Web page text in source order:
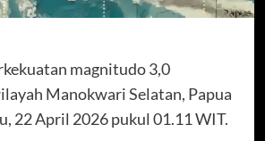
magnitudo 3,0
Manokwari Selatan, Papua
22 April 2026 pukul 01.11 WIT.